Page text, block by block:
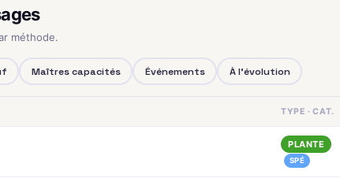
méthode.
Maîtres capacités Événements À l'évolution
TYPE · CAT.
PLANTE
SPÉ